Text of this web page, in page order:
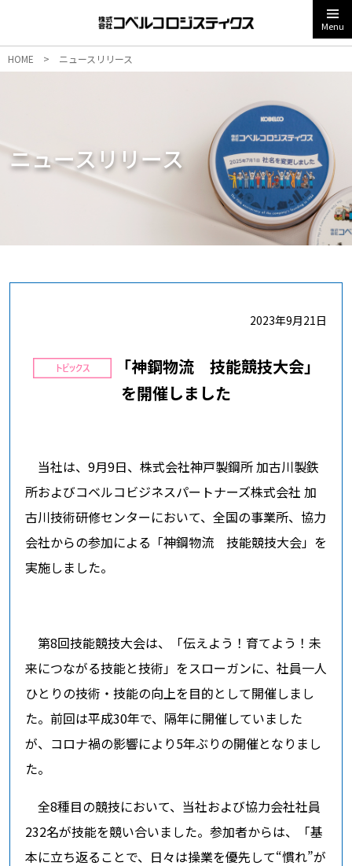
Menu
HOME > ニュースリリース
ニュースリリース
2023年9月21日
「神鋼物流 技能競技大会」
を開催しました
当社は、9月9日、株式会社神戸製鋼所 加古川製鉄
所およびコベルコビジネスパートナーズ株式会社 加
古川技術研修センターにおいて、全国の事業所、協力
会社からの参加による「神鋼物流 技能競技大会」を
実施しました。
第8回技能競技大会は、「伝えよう！育てよう！未
来につながる技能と技術」をスローガンに、社員一人
ひとりの技術・技能の向上を目的として開催しまし
た。前回は平成30年で、隔年に開催していました
が、コロナ禍の影響により5年ぶりの開催となりまし
た。
全8種目の競技において、当社および協力会社社員
232名が技能を競い合いました。参加者からは、「基
本に立ち返ることで、日々は操業を優先して“慣れ”が